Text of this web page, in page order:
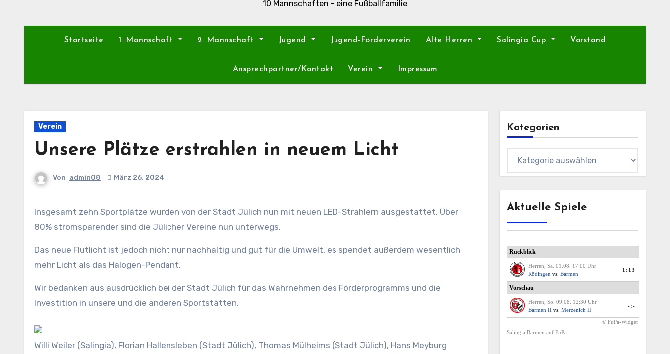
10 Mannschaften - eine Fußballfamilie
Startseite 1. Mannschaft 2. Mannschaft Jugend Jugend-Förderverein Alte Herren Salingia Cup Vorstand
Ansprechpartner/Kontakt Verein Impressum
Verein
Unsere Plätze erstrahlen in neuem Licht
Von admin08 März 26, 2024
Insgesamt zehn Sportplätze wurden von der Stadt Jülich nun mit neuen LED-Strahlern ausgestattet. Über
80% stromsparender sind die Jülicher Vereine nun unterwegs.
Das neue Flutlicht ist jedoch nicht nur nachhaltig und gut für die Umwelt, es spendet außerdem wesentlich
mehr Licht als das Halogen-Pendant.
Wir bedanken aus ausdrücklich bei der Stadt Jülich für das Wahrnehmen des Förderprogramms und die
Investition in unsere und die anderen Sportstätten.
Willi Weiler (Salingia), Florian Hallensleben (Stadt Jülich), Thomas Mülheims (Stadt Jülich), Hans Meyburg
Kategorien
Aktuelle Spiele